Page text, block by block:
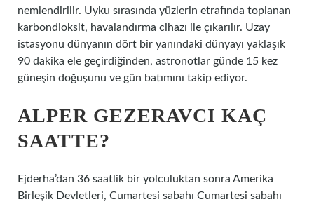
nemlendirilir. Uyku sırasında yüzlerin etrafında toplanan
karbondioksit, havalandırma cihazı ile çıkarılır. Uzay
istasyonu dünyanın dört bir yanındaki dünyayı yaklaşık
90 dakika ele geçirdiğinden, astronotlar günde 15 kez
güneşin doğuşunu ve gün batımını takip ediyor.
ALPER GEZERAVCI KAÇ
SAATTE?
Ejderha’dan 36 saatlik bir yolculuktan sonra Amerika
Birleşik Devletleri, Cumartesi sabahı Cumartesi sabahı